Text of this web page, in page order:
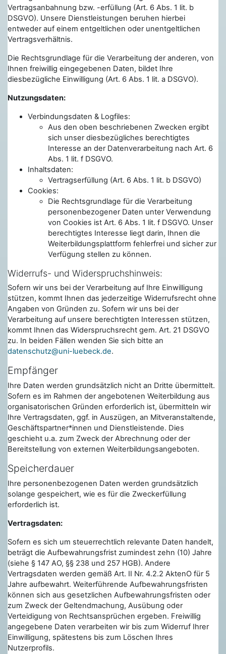
Vertragsanbahnung bzw. -erfüllung (Art. 6 Abs. 1 lit. b
DSGVO). Unsere Dienstleistungen beruhen hierbei
entweder auf einem entgeltlichen oder unentgeltlichen
Vertragsverhältnis.
Die Rechtsgrundlage für die Verarbeitung der anderen, von
Ihnen freiwillig eingegebenen Daten, bildet Ihre
diesbezügliche Einwilligung (Art. 6 Abs. 1 lit. a DSGVO).
Nutzungsdaten:
Verbindungsdaten & Logfiles:
Aus den oben beschriebenen Zwecken ergibt
sich unser diesbezügliches berechtigtes
Interesse an der Datenverarbeitung nach Art. 6
Abs. 1 lit. f DSGVO.
Inhaltsdaten:
Vertragserfüllung (Art. 6 Abs. 1 lit. b DSGVO)
Cookies:
Die Rechtsgrundlage für die Verarbeitung
personenbezogener Daten unter Verwendung
von Cookies ist Art. 6 Abs. 1 lit. f DSGVO. Unser
berechtigtes Interesse liegt darin, Ihnen die
Weiterbildungsplattform fehlerfrei und sicher zur
Verfügung stellen zu können.
Widerrufs- und Widerspruchshinweis:
Sofern wir uns bei der Verarbeitung auf Ihre Einwilligung
stützen, kommt Ihnen das jederzeitige Widerrufsrecht ohne
Angaben von Gründen zu. Sofern wir uns bei der
Verarbeitung auf unsere berechtigten Interessen stützen,
kommt Ihnen das Widerspruchsrecht gem. Art. 21 DSGVO
zu. In beiden Fällen wenden Sie sich bitte an
datenschutz@uni-luebeck.de.
Empfänger
Ihre Daten werden grundsätzlich nicht an Dritte übermittelt.
Sofern es im Rahmen der angebotenen Weiterbildung aus
organisatorischen Gründen erforderlich ist, übermitteln wir
Ihre Vertragsdaten, ggf. in Auszügen, an Mitveranstaltende,
Geschäftspartner*innen und Dienstleistende. Dies
geschieht u.a. zum Zweck der Abrechnung oder der
Bereitstellung von externen Weiterbildungsangeboten.
Speicherdauer
Ihre personenbezogenen Daten werden grundsätzlich
solange gespeichert, wie es für die Zweckerfüllung
erforderlich ist.
Vertragsdaten:
Sofern es sich um steuerrechtlich relevante Daten handelt,
beträgt die Aufbewahrungsfrist zumindest zehn (10) Jahre
(siehe § 147 AO, §§ 238 und 257 HGB). Andere
Vertragsdaten werden gemäß Art. II Nr. 4.2.2 AktenO für 5
Jahre aufbewahrt. Weiterführende Aufbewahrungsfristen
können sich aus gesetzlichen Aufbewahrungsfristen oder
zum Zweck der Geltendmachung, Ausübung oder
Verteidigung von Rechtsansprüchen ergeben. Freiwillig
angegebene Daten verarbeiten wir bis zum Widerruf Ihrer
Einwilligung, spätestens bis zum Löschen Ihres
Nutzerprofils.